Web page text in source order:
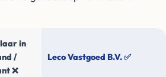
in
/
❌
Leco Vastgoed B.V. ✅